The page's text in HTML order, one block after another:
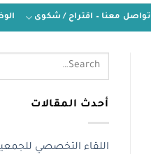
تواصل معنا – اقتراح / شكوى
أحدث المقالات
اللقاء التخصصي